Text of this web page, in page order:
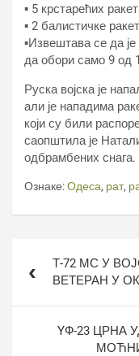
▪ 5 крстарећих
▪ 2 балистичке
▪Извештава се да
да обори само 9 од
Руска војска је
али је нападима
који су били
саопштила је
одбрамбених снага.
Ознаке:Одеса, рат,
чланкаТ-72 МС У
ВЕТЕРАН У
YФ-23 ЦРНА